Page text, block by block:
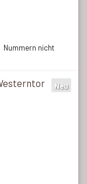
Nummern nicht
Neu